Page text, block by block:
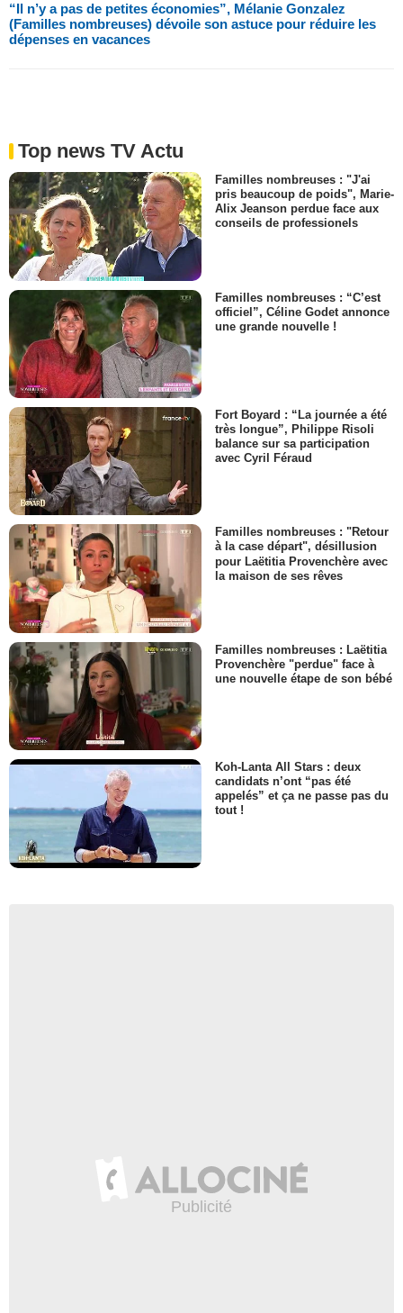
“Il n’y a pas de petites économies”, Mélanie Gonzalez
(Familles nombreuses) dévoile son astuce pour réduire les
dépenses en vacances
Top news TV Actu
Familles nombreuses : "J'ai
pris beaucoup de poids", Marie-
Alix Jeanson perdue face aux
conseils de professionels
Familles nombreuses : “C’est
officiel”, Céline Godet annonce
une grande nouvelle !
Fort Boyard : “La journée a été
très longue”, Philippe Risoli
balance sur sa participation
avec Cyril Féraud
Familles nombreuses : "Retour
à la case départ", désillusion
pour Laëtitia Provenchère avec
la maison de ses rêves
Familles nombreuses : Laëtitia
Provenchère "perdue" face à
une nouvelle étape de son bébé
Koh-Lanta All Stars : deux
candidats n’ont “pas été
appelés” et ça ne passe pas du
tout !